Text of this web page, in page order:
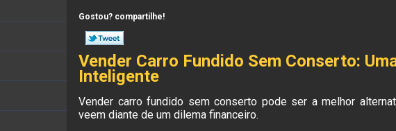
Gostou? compartilhe!
Vender Carro Fundido Sem Conserto:
Inteligente
Vender carro fundido sem conserto pode ser a melhor
veem diante de um dilema financeiro.